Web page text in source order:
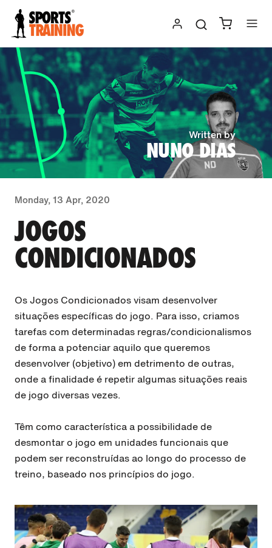
Skip
content
Written by
NUNO DIAS
Monday, 13 Apr, 2020
JOGOS
CONDICIONADOS
Os Jogos Condicionados visam desenvolver
situações específicas do jogo. Para isso, criamos
tarefas com determinadas regras/condicionalismos
de forma a potenciar aquilo que queremos
desenvolver (objetivo) em detrimento de outras,
onde a finalidade é repetir algumas situações reais
de jogo diversas vezes.
Têm como característica a possibilidade de
desmontar o jogo em unidades funcionais que
podem ser reconstruídas ao longo do processo de
treino, baseado nos princípios do jogo.